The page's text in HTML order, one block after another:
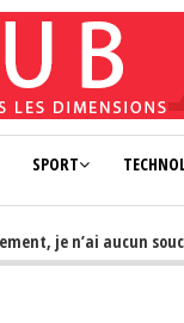
SPORT
je n’ai aucun